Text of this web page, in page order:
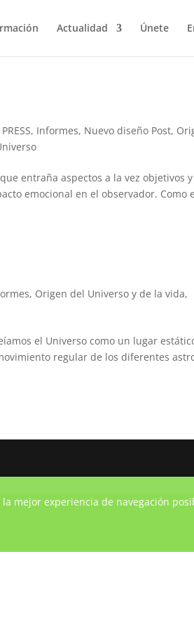
Actualidad Únete
, Informes, Nuevo diseño Post,
entraña aspectos a la vez objetivos y
emocional en el observador. Como
, Origen del Universo y de la vida,
el Universo como un lugar
regular de los diferentes
mejor experiencia de navegación